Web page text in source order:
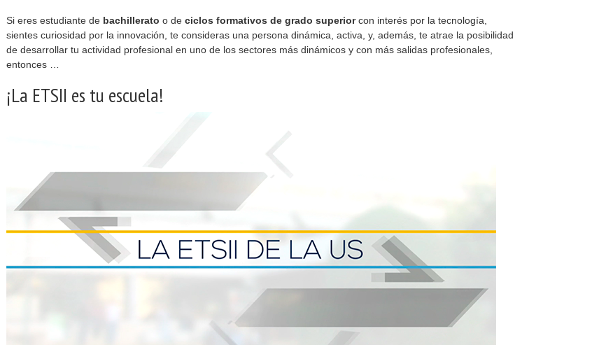
Si eres estudiante de bachillerato o de ciclos formativos de grado superiorcon interés por la tecnología,
sientes curiosidad por la innovación, te consideras una persona dinámica, activa, y, además, te atrae la posibilidad
de desarrollar tu actividad profesional en uno de los sectores más dinámicos y con más salidas profesionales,
entonces …
¡La ETSII es tu escuela!